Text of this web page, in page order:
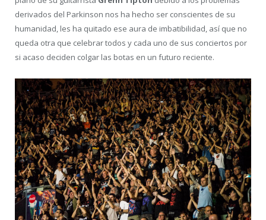
derivados del Parkinson nos ha hecho ser conscientes de su
humanidad, les ha quitado ese aura de imbatibilidad, así que no
queda otra que celebrar todos y cada uno de sus conciertos por
si acaso deciden colgar las botas en un futuro reciente.